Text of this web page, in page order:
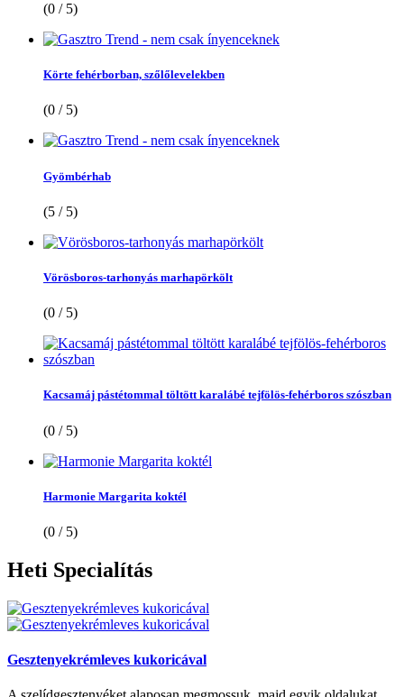
(0 / 5)
Körte fehérborban, szőlőlevelekben
(0 / 5)
Gyömbérhab
(5 / 5)
Vörösboros-tarhonyás marhapörkölt
(0 / 5)
Kacsamáj pástétommal töltött karalábé tejfölös-fehérboros szószban
(0 / 5)
Harmonie Margarita koktél
(0 / 5)
Heti Specialítás
Gesztenyekrémleves kukoricával